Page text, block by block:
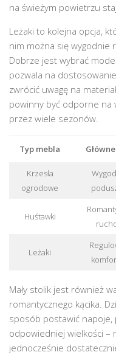
na świeżym powietrzu
Leżaki to kolejna opcja,
nim można się wygodnie
Dobrze jest wybrać
pozwala na
zwrócić uwagę na
powinny być odporne na
przez wiele sezonów.
Typ mebla
Krzesła
ogrodowe
Huśtawki
Leżaki
Mały stolik jest również
romantycznego kącika.
sposób postawić napoje,
odpowiedniej wielkości –
jednocześnie